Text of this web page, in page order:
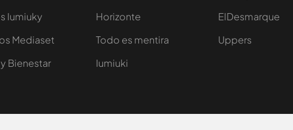
Iumiuky
Mediaset
Bienestar
Horizonte
Todo es mentira
Iumiuki
ElDesmarque
Uppers